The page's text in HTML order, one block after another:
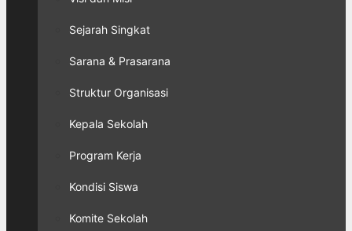
Sejarah Singkat
Sarana & Prasarana
Struktur Organisasi
Kepala Sekolah
Program Kerja
Kondisi Siswa
Komite Sekolah